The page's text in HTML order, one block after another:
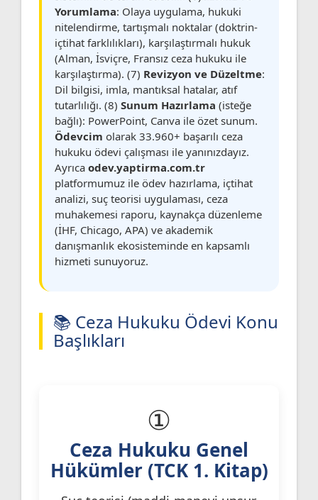
Yorumlama: Olaya uygulama, hukuki
nitelendirme, tartışmalı noktalar (doktrin-
içtihat farklılıkları), karşılaştırmalı hukuk
(Alman, İsviçre, Fransız ceza hukuku ile
karşılaştırma). (7) Revizyon ve Düzeltme:
Dil bilgisi, imla, mantıksal hatalar, atıf
tutarlılığı. (8) Sunum Hazırlama (isteğe
bağlı): PowerPoint, Canva ile özet sunum.
Ödevcim olarak 33.960+ başarılı ceza
hukuku ödevi çalışması ile yanınızdayız.
Ayrıca odev.yaptirma.com.tr
platformumuz ile ödev hazırlama, içtihat
analizi, suç teorisi uygulaması, ceza
muhakemesi raporu, kaynakça düzenleme
(İHF, Chicago, APA) ve akademik
danışmanlık ekosisteminde en kapsamlı
hizmeti sunuyoruz.
📚 Ceza Hukuku Ödevi Konu
Başlıkları
①
Ceza Hukuku Genel
Hükümler (TCK 1. Kitap)